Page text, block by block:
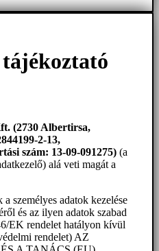
(2730 Albertirsa,
2-13,
szám: 13-09-091275) (a
alá veti magát a
a személyes adatok kezelése
és az ilyen adatok szabad
EK rendelet hatályon kívül
rendelet) AZ